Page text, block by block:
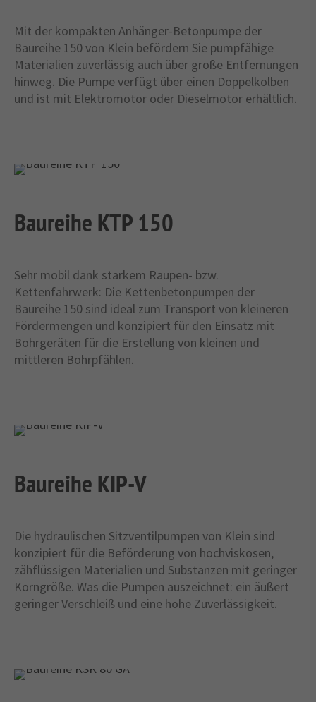
Mit der kompakten Anhänger-Betonpumpe der
Baureihe 150 von Klein befördern Sie pumpfähige
Materialien zuverlässig auch über große Entfernungen
hinweg. Die Pumpe verfügt über einen Doppelkolben
und ist mit Elektromotor oder Dieselmotor erhältlich.
Baureihe KTP 150
Sehr mobil dank starkem Raupen- bzw.
Kettenfahrwerk: Die Kettenbetonpumpen der
Baureihe 150 sind ideal zum Transport von kleineren
Fördermengen und konzipiert für den Einsatz mit
Bohrgeräten für die Erstellung von kleinen und
mittleren Bohrpfählen.
Baureihe KIP-V
Die hydraulischen Sitzventilpumpen von Klein sind
konzipiert für die Beförderung von hochviskosen,
zähflüssigen Materialien und Substanzen mit geringer
Korngröße. Was die Pumpen auszeichnet: ein äußert
geringer Verschleiß und eine hohe Zuverlässigkeit.